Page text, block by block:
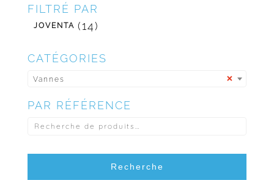
FILTRÉ PAR
JOVENTA (14)
CATÉGORIES
×
Vannes
PAR RÉFÉRENCE
POUR :
Recherche